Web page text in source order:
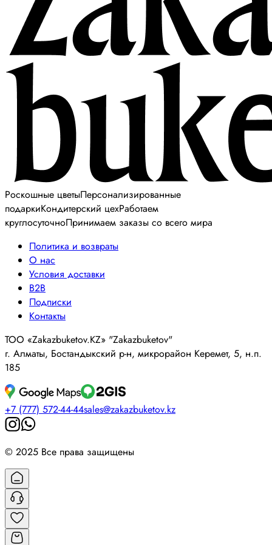
Роскошные цветыПерсонализированные
подаркиКондитерский цехРаботаем
круглосуточноПринимаем заказы со всего мира
Политика и возвраты
О нас
Условия доставки
B2B
Подписки
Контакты
ТОО «Zakazbuketov.KZ» "Zakazbuketov"
г. Алматы, Бостандыкский р-н, микрорайон Керемет, 5, н.п.
185
+7 (777) 572-44-44sales@zakazbuketov.kz
© 2025 Все права защищены